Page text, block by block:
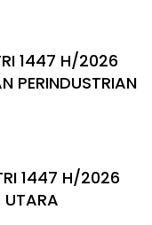
1447 H/2026
PERINDUSTRIAN
1447 H/2026
UTARA